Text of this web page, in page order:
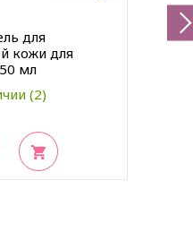
для
кожи для
мл
(2)